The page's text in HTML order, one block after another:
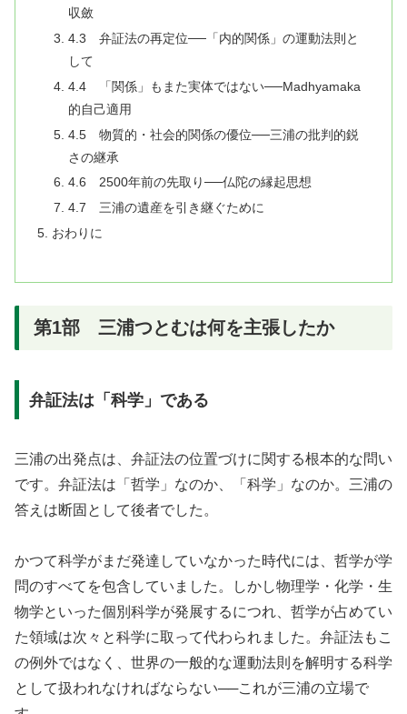
収斂
4.3 弁証法の再定位──「内的関係」の運動法則と
して
4.4 「関係」もまた実体ではない──Madhyamaka
的自己適用
4.5 物質的・社会的関係の優位──三浦の批判的鋭
さの継承
4.6 2500年前の先取り──仏陀の縁起思想
4.7 三浦の遺産を引き継ぐために
おわりに
第1部 三浦つとむは何を主張したか
弁証法は「科学」である
三浦の出発点は、弁証法の位置づけに関する根本的な問い
です。弁証法は「哲学」なのか、「科学」なのか。三浦の
答えは断固として後者でした。
かつて科学がまだ発達していなかった時代には、哲学が学
問のすべてを包含していました。しかし物理学・化学・生
物学といった個別科学が発展するにつれ、哲学が占めてい
た領域は次々と科学に取って代わられました。弁証法もこ
の例外ではなく、世界の一般的な運動法則を解明する科学
として扱われなければならない──これが三浦の立場で